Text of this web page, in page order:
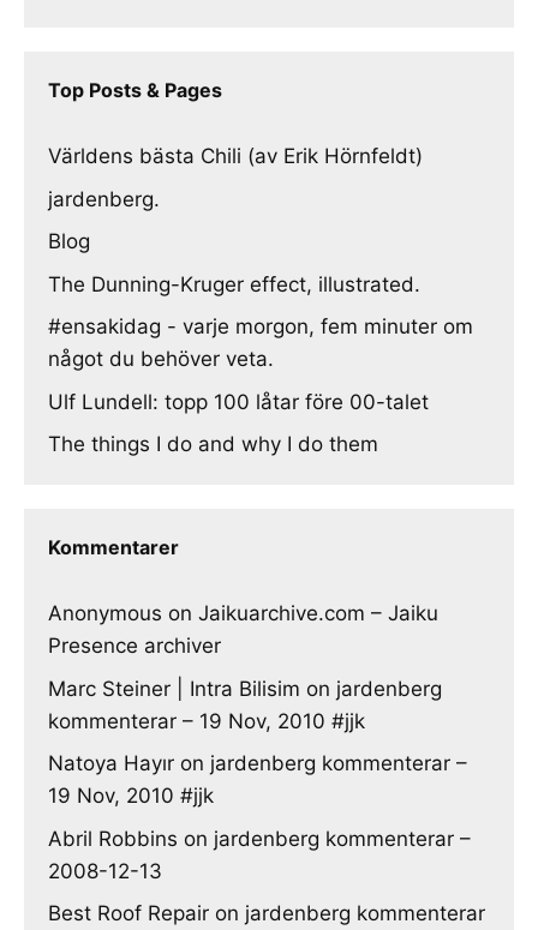
Top Posts & Pages
Världens bästa Chili (av Erik Hörnfeldt)
jardenberg.
Blog
The Dunning-Kruger effect, illustrated.
#ensakidag - varje morgon, fem minuter om
något du behöver veta.
Ulf Lundell: topp 100 låtar före 00-talet
The things I do and why I do them
Kommentarer
Anonymous on Jaikuarchive.com – Jaiku
Presence archiver
Marc Steiner | Intra Bilisim on jardenberg
kommenterar – 19 Nov, 2010 #jjk
Natoya Hayır on jardenberg kommenterar –
19 Nov, 2010 #jjk
Abril Robbins on jardenberg kommenterar –
2008-12-13
Best Roof Repair on jardenberg kommenterar